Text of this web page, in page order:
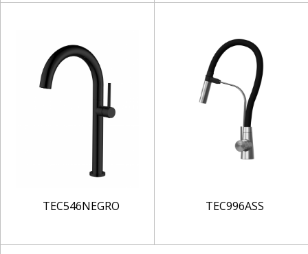
TEC546NEGRO TEC996ASS